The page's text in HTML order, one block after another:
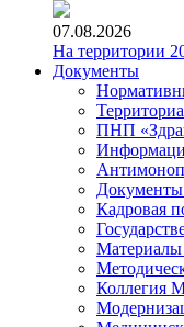
07.08.2026
На территории
Документы
ПНП
Документы
Кадровая
Коллегия